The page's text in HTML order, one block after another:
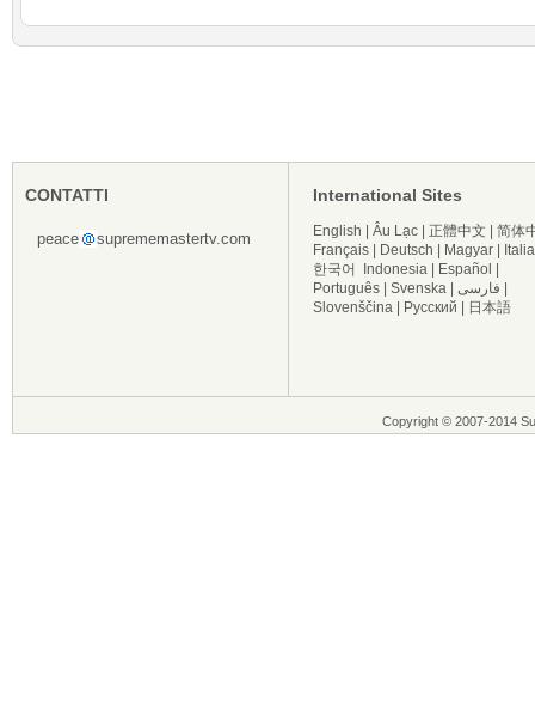
CONTATTI
peace suprememastertv.com
International Sites
English Âu Lạc 正體中文
简体
Français
Deutsch Magyar
한국어
Indonesia Español
Português
Svenska فارسی
Slovenščina
Русский 日本語
Copyright © 2007-2014